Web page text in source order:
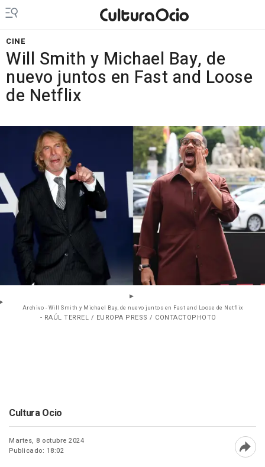
CINE
Will Smith y Michael Bay, de
nuevo juntos en Fast and Loose
de Netflix
Archivo - Will Smith y Michael Bay, de nuevo juntos en Fast and Loose de Netflix
- RAÚL TERREL / EUROPA PRESS / CONTACTOPHOTO
Cultura Ocio
Martes, 8 octubre 2024
Publicado: 18:02